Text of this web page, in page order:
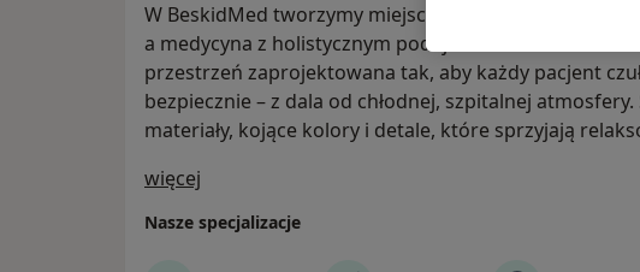
W BeskidMed tworzymy miejsce, w którym zdrowie
a medycyna z holistycznym podejściem. Nasza klinika
przestrzeń zaprojektowana tak, aby każdy pacjent
bezpiecznie – z dala od chłodnej, szpitalnej
materiały, kojące kolory i detale, które sprzyjają
więcej
Nasze specjalizacje